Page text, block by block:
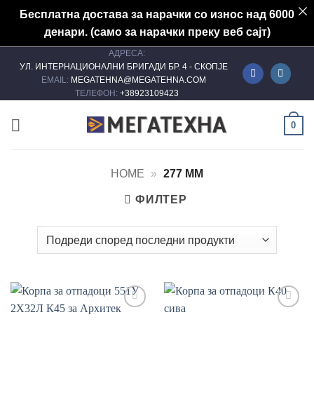
Бесплатна достава за нарачки со износ над 6000
денари. (само за нарачки преку веб сајт)
АДРЕСА:
УЛ. ИНТЕРНАЦИОНАЛНИ БРИГАДИ БР. 4 - СКОПЈЕ
EMAIL: MEGATEHNA@MEGATEHNA.COM
ТЕЛЕФОН: +38923109423
0
HOME » 277 MM
ФИЛТЕР